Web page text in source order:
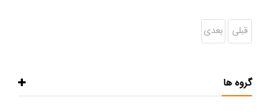
قبلی بعدی
گروه ها